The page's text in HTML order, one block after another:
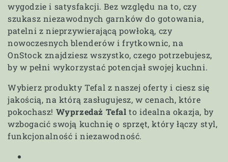
wygodzie i satysfakcji. Bez względu na to, czy
szukasz niezawodnych garnków do gotowania,
patelni z nieprzywierającą powłoką, czy
nowoczesnych blenderów i frytkownic, na
OnStock znajdziesz wszystko, czego potrzebujesz,
by w pełni wykorzystać potencjał swojej kuchni.
Wybierz produkty Tefal z naszej oferty i ciesz się
jakością, na którą zasługujesz, w cenach, które
pokochasz! Wyprzedaż Tefal to idealna okazja, by
wzbogacić swoją kuchnię o sprzęt, który łączy styl,
funkcjonalność i niezawodność.